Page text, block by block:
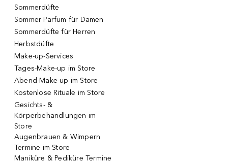
Sommerdüfte
Sommer Parfum für Damen
Sommerdüfte für Herren
Herbstdüfte
Make-up-Services
Tages-Make-up im Store
Abend-Make-up im Store
Kostenlose Rituale im Store
Gesichts- &
Körperbehandlungen im
Store
Augenbrauen & Wimpern
Termine im Store
Maniküre & Pediküre Termine